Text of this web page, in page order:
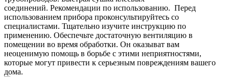
соединений. Рекомендации по использованию. Перед
использованием прибора проконсультируйтесь со
специалистами. Тщательно изучите инструкцию по
применению. Обеспечьте достаточную вентиляцию в
помещении во время обработки. Он оказыват вам
неоценимую помощь в борьбе с этими неприятностями,
которые могут привести к серьезным повреждениям вашего
дома.